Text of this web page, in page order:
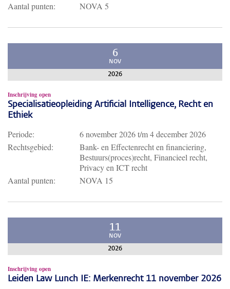
Aantal punten:
NOVA 5
6
NOV
2026
Inschrijving open
Specialisatieopleiding Artificial Intelligence, Recht en
Ethiek
Periode: 6 november 2026t/m4 december 2026
Rechtsgebied:
Bank- en Effectenrecht en financiering,
Bestuurs(proces)recht, Financieel recht,
Privacy en ICT recht
Aantal punten:
NOVA 15
11
NOV
2026
Inschrijving open
Leiden Law Lunch IE: Merkenrecht 11 november 2026